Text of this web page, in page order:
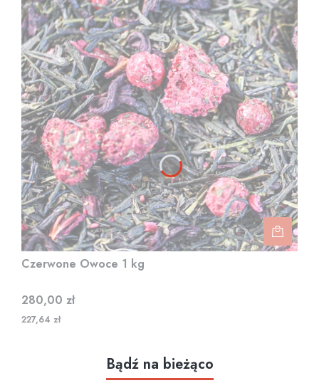
Czerwone Owoce 1 kg
Cena
280,00 zł
227,64 zł
Bądź na bieżąco